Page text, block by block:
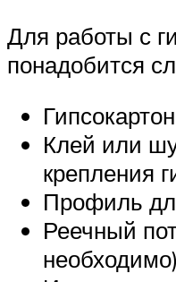
Для работы с
понадобится
Клей или
крепления
Профиль
Реечный